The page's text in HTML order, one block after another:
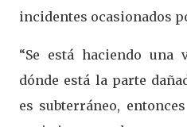
incidentes ocasionados
“Se está haciendo una
dónde está la parte
es subterráneo,